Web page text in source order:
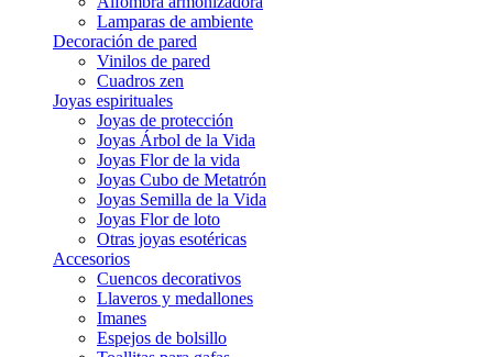
Lamparas de ambiente
Decoración de pared
Vinilos de pared
Cuadros zen
Joyas espirituales
Joyas de protección
Joyas Árbol de la Vida
Joyas Flor de la vida
Joyas Cubo de Metatrón
Joyas Semilla de la Vida
Joyas Flor de loto
Otras joyas esotéricas
Accesorios
Cuencos decorativos
Llaveros y medallones
Imanes
Espejos de bolsillo